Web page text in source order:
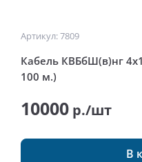
Артикул: 7809
Кабель КВБбШ(в)нг
100 м.)
10000 р./шт
В